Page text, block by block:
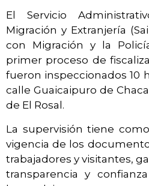
El Servicio
Migración y Extranjería
con Migración y la
primer proceso de
fueron inspeccionados 10
calle Guaicaipuro de
de El Rosal.
La supervisión tiene
vigencia de los
trabajadores y visitantes,
transparencia y